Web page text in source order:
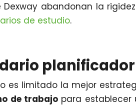
Dexway abandonan la
de estudio.
planificador
es limitado la mejor
de trabajopara establecer